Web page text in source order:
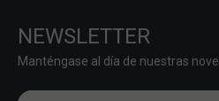
NEWSLETTER
Manténgase al día de nuestras